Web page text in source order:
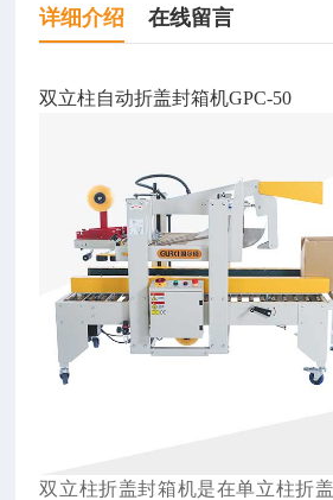
详细介绍 在线留言
双立柱自动折盖封箱机GPC-50
双立柱折盖封箱机是在单立柱折